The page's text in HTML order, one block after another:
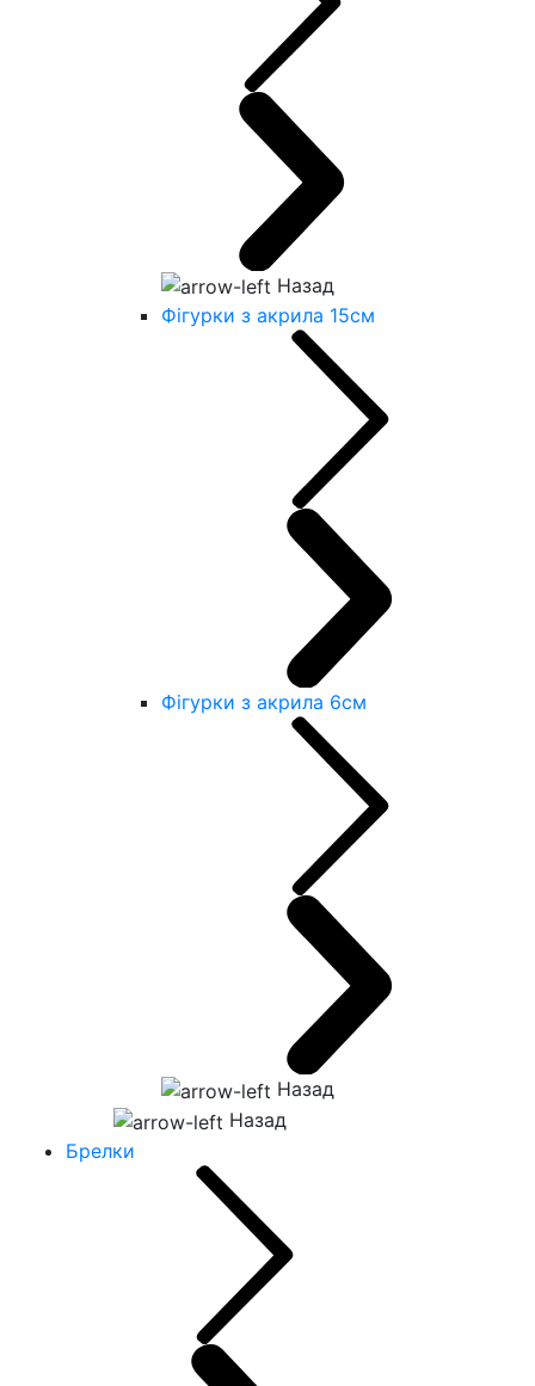
Назад
Фігурки з акрила 15см
Фігурки з акрила 6см
Назад
Назад
Брелки